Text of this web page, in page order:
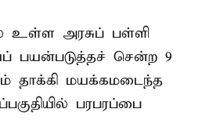
உள்ள அரசுப் பள்ளி
பயன்படுத்தச் சென்ற 9
தாக்கி மயக்கமடைந்த
பரபரப்பை